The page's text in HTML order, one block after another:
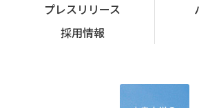
プレスリリース
採用情報